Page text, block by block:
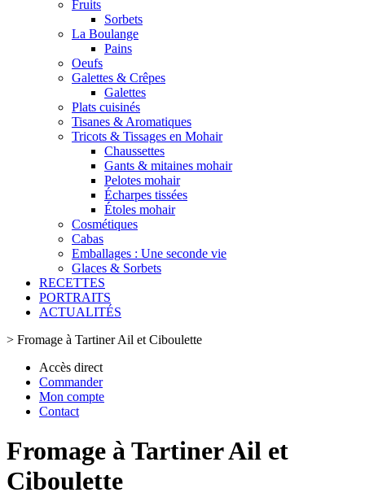
Fruits
Sorbets
La Boulange
Pains
Oeufs
Galettes & Crêpes
Galettes
Plats cuisinés
Tisanes & Aromatiques
Tricots & Tissages en Mohair
Chaussettes
Gants & mitaines mohair
Pelotes mohair
Écharpes tissées
Étoles mohair
Cosmétiques
Cabas
Emballages : Une seconde vie
Glaces & Sorbets
RECETTES
PORTRAITS
ACTUALITÉS
> Fromage à Tartiner Ail et Ciboulette
Accès direct
Commander
Mon compte
Contact
Fromage à Tartiner Ail et
Ciboulette